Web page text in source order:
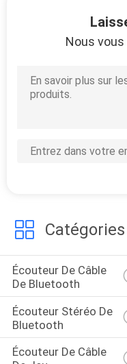
Nous
Écouteur De Câble
De Bluetooth
Écouteur Stéréo De
Bluetooth
Écouteur De Câble